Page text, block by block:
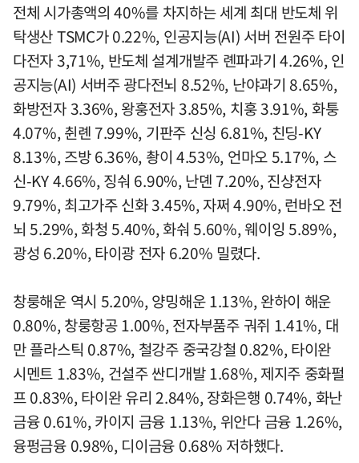
전체 시가총액의 40%를 차지하는 세계 최대 반도체 위
탁생산 TSMC가 0.22%, 인공지능(AI) 서버 전원주 타이
다전자 3,71%, 반도체 설계개발주 롄파과기 4.26%, 인
공지능(AI) 서버주 광다전뇌 8.52%, 난야과기 8.65%,
화방전자 3.36%, 왕훙전자 3.85%, 치훙 3.91%, 화퉁
4.07%, 췬롄 7.99%, 기판주 신싱 6.81%, 친딩-KY
8.13%, 즈방 6.36%, 촹이 4.53%, 언마오 5.17%, 스
신-KY 4.66%, 징숴 6.90%, 난뎬 7.20%, 진샹전자
9.79%, 최고가주 신화 3.45%, 자쩌 4.90%, 런바오 전
뇌 5.29%, 화청 5.40%, 화숴 5.60%, 웨이잉 5.89%,
광성 6.20%, 타이광 전자 6.20% 밀렸다.
창룽해운 역시 5.20%, 양밍해운 1.13%, 완하이 해운
0.80%, 창룽항공 1.00%, 전자부품주 궈쥐 1.41%, 대
만 플라스틱 0.87%, 철강주 중국강철 0.82%, 타이완
시멘트 1.83%, 건설주 싼디개발 1.68%, 제지주 중화펄
프 0.83%, 타이완 유리 2.84%, 장화은행 0.74%, 화난
금융 0.61%, 카이지 금융 1.13%, 위안다 금융 1.26%,
융펑금융 0.98%, 디이금융 0.68% 저하했다.